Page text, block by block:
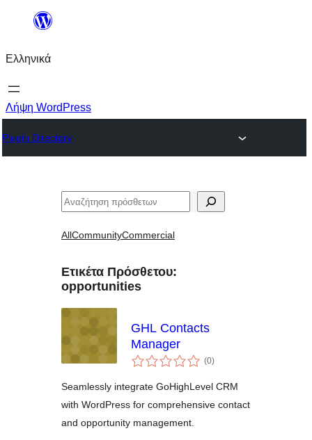
Μετάβαση
περιεχόμενο
Ελληνικά
Λήψη WordPress
Plugin Directory
Αναζήτηση
AllCommunityCommercial
Ετικέτα Πρόσθετου:
opportunities
GHL Contacts
Manager
(0αξιολογήσεις
σύνολο
)
Seamlessly integrate GoHighLevel CRM
with WordPress for comprehensive contact
and opportunity management.